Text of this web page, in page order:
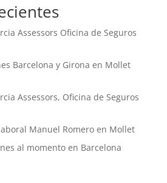
Assessors Oficina de Seguros
Barcelona y Girona en Mollet
Assessors, Oficina de Seguros
Manuel Romero en Mollet
al momento en Barcelona